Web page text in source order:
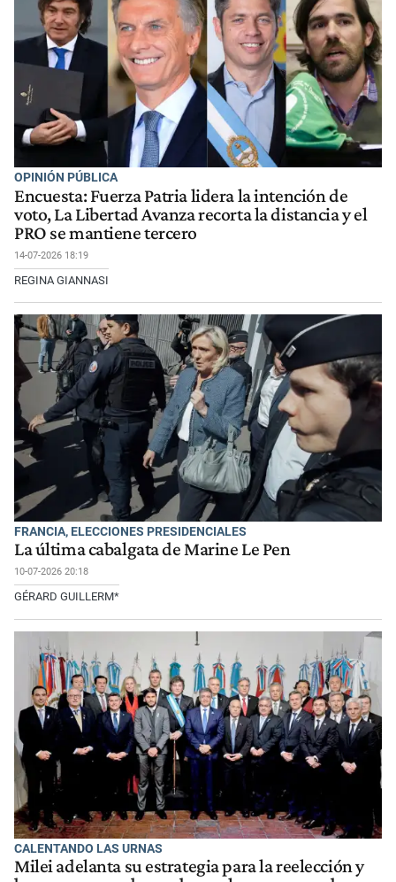
OPINIÓN PÚBLICA
Encuesta: Fuerza Patria lidera la intención de
voto, La Libertad Avanza recorta la distancia y el
PRO se mantiene tercero
14-07-2026 18:19
REGINA GIANNASI
FRANCIA, ELECCIONES PRESIDENCIALES
La última cabalgata de Marine Le Pen
10-07-2026 20:18
GÉRARD GUILLERM*
CALENTANDO LAS URNAS
Milei adelanta su estrategia para la reelección y